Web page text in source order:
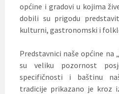
općine i gradovi u kojima
dobili su prigodu
kulturni, gastronomski i
Predstavnici naše općine na
su veliku pozornost
specifičnosti i baštinu
tradicije prikazano je kroz